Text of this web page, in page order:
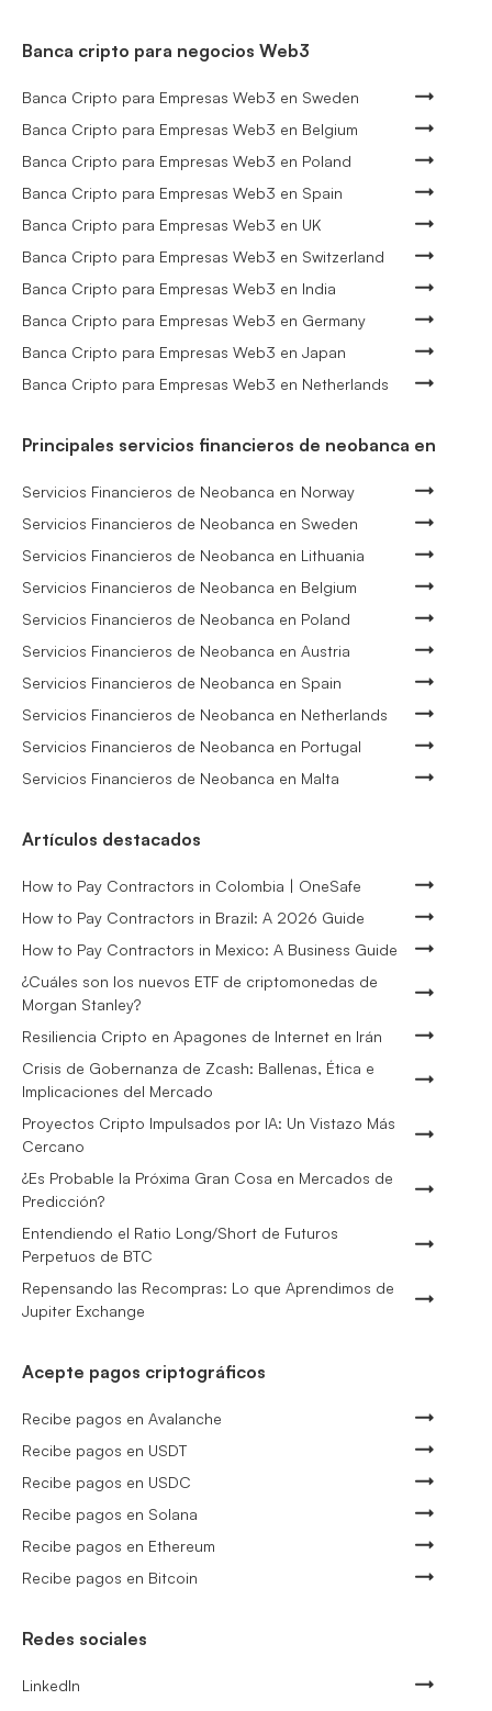
Banca cripto para negocios Web3
Banca Cripto para Empresas Web3 en Sweden
Banca Cripto para Empresas Web3 en Belgium
Banca Cripto para Empresas Web3 en Poland
Banca Cripto para Empresas Web3 en Spain
Banca Cripto para Empresas Web3 en UK
Banca Cripto para Empresas Web3 en Switzerland
Banca Cripto para Empresas Web3 en India
Banca Cripto para Empresas Web3 en Germany
Banca Cripto para Empresas Web3 en Japan
Banca Cripto para Empresas Web3 en Netherlands
Principales servicios financieros de neobanca en
Servicios Financieros de Neobanca en Norway
Servicios Financieros de Neobanca en Sweden
Servicios Financieros de Neobanca en Lithuania
Servicios Financieros de Neobanca en Belgium
Servicios Financieros de Neobanca en Poland
Servicios Financieros de Neobanca en Austria
Servicios Financieros de Neobanca en Spain
Servicios Financieros de Neobanca en Netherlands
Servicios Financieros de Neobanca en Portugal
Servicios Financieros de Neobanca en Malta
Artículos destacados
How to Pay Contractors in Colombia | OneSafe
How to Pay Contractors in Brazil: A 2026 Guide
How to Pay Contractors in Mexico: A Business Guide
¿Cuáles son los nuevos ETF de criptomonedas de
Morgan Stanley?
Resiliencia Cripto en Apagones de Internet en Irán
Crisis de Gobernanza de Zcash: Ballenas, Ética e
Implicaciones del Mercado
Proyectos Cripto Impulsados por IA: Un Vistazo Más
Cercano
¿Es Probable la Próxima Gran Cosa en Mercados de
Predicción?
Entendiendo el Ratio Long/Short de Futuros
Perpetuos de BTC
Repensando las Recompras: Lo que Aprendimos de
Jupiter Exchange
Acepte pagos criptográficos
Recibe pagos en Avalanche
Recibe pagos en USDT
Recibe pagos en USDC
Recibe pagos en Solana
Recibe pagos en Ethereum
Recibe pagos en Bitcoin
Redes sociales
LinkedIn